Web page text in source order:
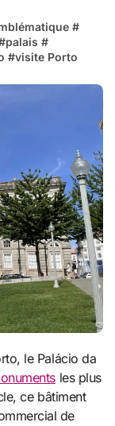
#
palais #
#visite Porto
les plus
ce bâtiment
de